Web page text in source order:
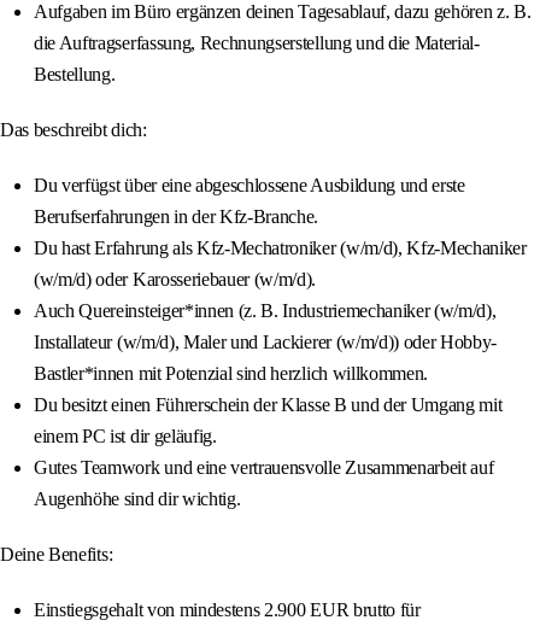
Aufgaben im Büro ergänzen deinen Tagesablauf, dazu gehören z. B.
die Auftragserfassung, Rechnungserstellung und die Material-
Bestellung.
Das beschreibt dich:
Du verfügst über eine abgeschlossene Ausbildung und erste
Berufserfahrungen in der Kfz-Branche.
Du hast Erfahrung als Kfz-Mechatroniker (w/m/d), Kfz-Mechaniker
(w/m/d) oder Karosseriebauer (w/m/d).
Auch Quereinsteiger*innen (z. B. Industriemechaniker (w/m/d),
Installateur (w/m/d), Maler und Lackierer (w/m/d)) oder Hobby-
Bastler*innen mit Potenzial sind herzlich willkommen.
Du besitzt einen Führerschein der Klasse B und der Umgang mit
einem PC ist dir geläufig.
Gutes Teamwork und eine vertrauensvolle Zusammenarbeit auf
Augenhöhe sind dir wichtig.
Deine Benefits:
Einstiegsgehalt von mindestens 2.900 EUR brutto für